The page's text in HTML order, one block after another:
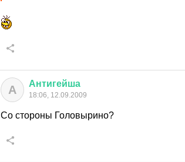
А Антигейша
18:06, 12.09.2009
Со стороны Головырино?